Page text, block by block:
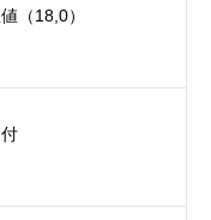
（18,0）